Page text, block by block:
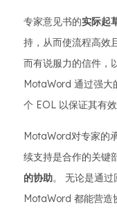
专家意见书的实际起
持，从而使流程高效
而有说服力的信件，
MotaWord 通过强大
个 EOL 以保证其有效
MotaWord对专家的
续支持是合作的关键
的协助。 无论是通过
MotaWord 都能营造